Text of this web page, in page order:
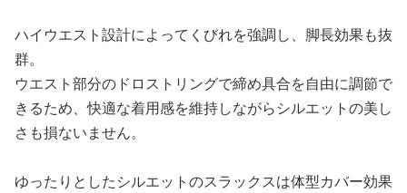
ハイウエスト設計によってくびれを強調し、脚長効果も抜
群。
ウエスト部分のドロストリングで締め具合を自由に調節で
きるため、快適な着用感を維持しながらシルエットの美し
さも損ないません。
ゆったりとしたシルエットのスラックスは体型カバー効果